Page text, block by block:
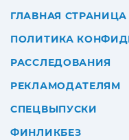
ГЛАВНАЯ СТРАНИЦА
ПОЛИТИКА
РАССЛЕДОВАНИЯ
РЕКЛАМОДАТЕЛЯМ
СПЕЦВЫПУСКИ
ФИНЛИКБЕЗ